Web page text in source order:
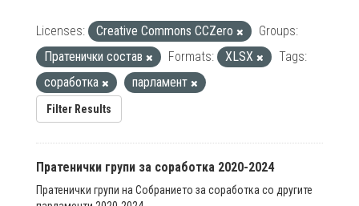
Licenses: Creative Commons CCZero
Groups:
Пратенички состав
Formats: XLSX
Tags:
соработка
парламент
Filter Results
Пратенички групи за соработка 2020-2024
Пратенички групи на Собранието за соработка со другите